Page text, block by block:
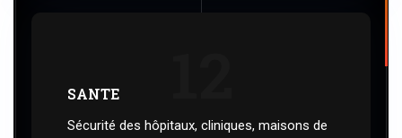
SANTE
Sécurité des hôpitaux, cliniques, maisons de